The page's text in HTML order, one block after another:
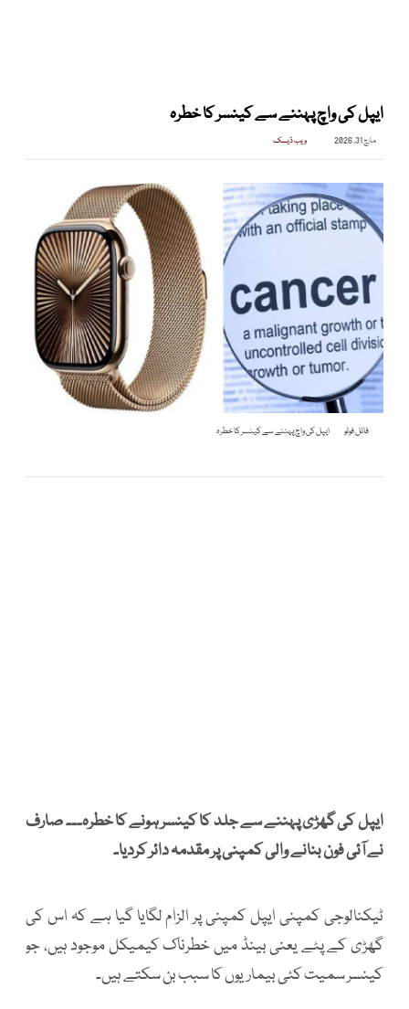
ایپل کی واچ پہننے سے کینسر کا خطرہ
مارچ 31, 2026 ویب ڈیسک
فائل فوٹو ایپل کی واچ پہننے سے کینسر کا خطرہ
ایپل کی گھڑی پہننے سے جلد کا کینسر ہونے کا خطرہ۔۔۔ صارف
نے آئی فون بنانے والی کمپنی پر مقدمہ دائر کردیا۔
ٹیکنالوجی کمپنی ایپل کمپنی پر الزام لگایا گیا ہے کہ اس کی
گھڑی کے پٹے یعنی بینڈ میں خطرناک کیمیکل موجود ہیں، جو
کینسر سمیت کئی بیماریوں کا سبب بن سکتے ہیں۔